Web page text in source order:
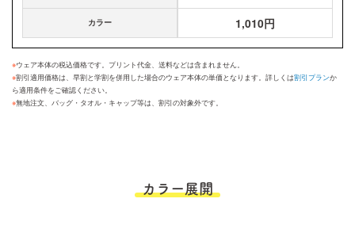
カラー 1,010円
※ウェア本体の税込価格です。プリント代金、送料などは含まれません。
※割引適用価格は、早割と学割を併用した場合のウェア本体の単価となります。詳しくは割引プランか
ら適用条件をご確認ください。
※無地注文、バッグ・タオル・キャップ等は、割引の対象外です。
カラー展開